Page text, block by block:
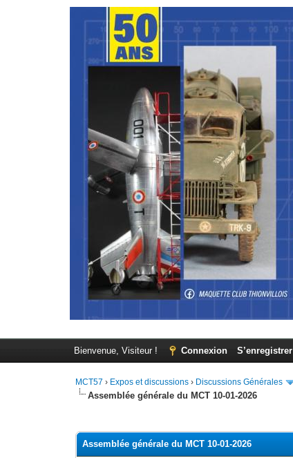
Bienvenue, Visiteur ! Connexion S’enregistrer
MCT57 › Expos et discussions › Discussions Générales
Assemblée générale du MCT 10-01-2026
Assemblée générale du MCT 10-01-2026